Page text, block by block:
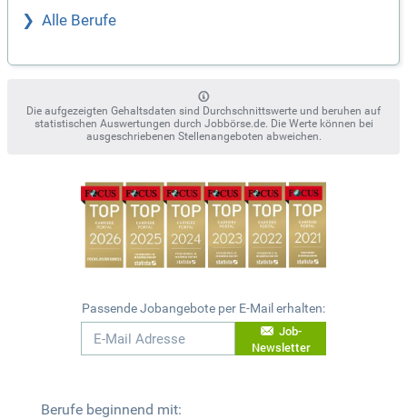
Alle Berufe
Die aufgezeigten Gehaltsdaten sind Durchschnittswerte und beruhen auf
statistischen Auswertungen durch Jobbörse.de. Die Werte können bei
ausgeschriebenen Stellenangeboten abweichen.
Passende Jobangebote per E-Mail erhalten:
Job-
Newsletter
Berufe beginnend mit: